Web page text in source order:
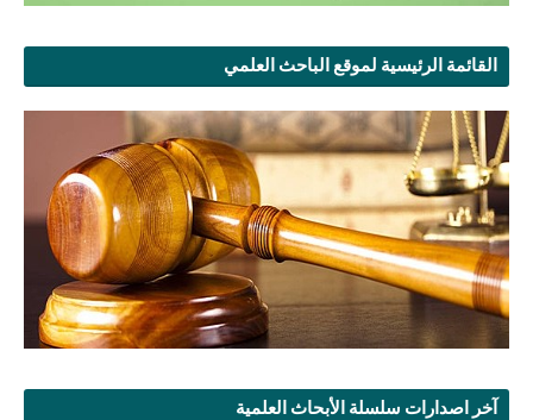
القائمة الرئيسية لموقع الباحث العلمي
آخر اصدارات سلسلة الأبحاث العلمية